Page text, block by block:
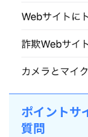
ポイントサ
質問